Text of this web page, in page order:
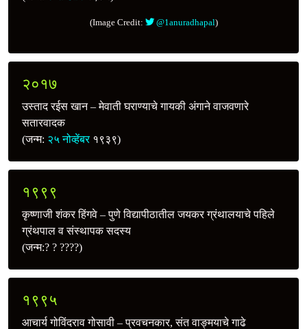
(Image Credit: @1anuradhapal)
२०१७
उस्ताद रईस खान – मेवाती घराण्याचे गायकी अंगाने वाजवणारे
सतारवादक
(जन्म: २५ नोव्हेंबर१९३९)
१९९९
कृष्णाजी शंकर हिंगवे – पुणे विद्यापीठातील जयकर ग्रंथालयाचे पहिले
ग्रंथपाल व संस्थापक सदस्य
(जन्म:? ? ????)
१९९५
आचार्य गोविंदराव गोसावी – प्रवचनकार, संत वाङ्‍मयाचे गाढे